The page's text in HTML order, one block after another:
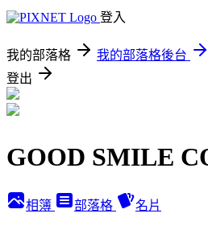
登入
我的部落格 我的部落格後台
登出
GOOD SMILE
相簿 部落格 名片